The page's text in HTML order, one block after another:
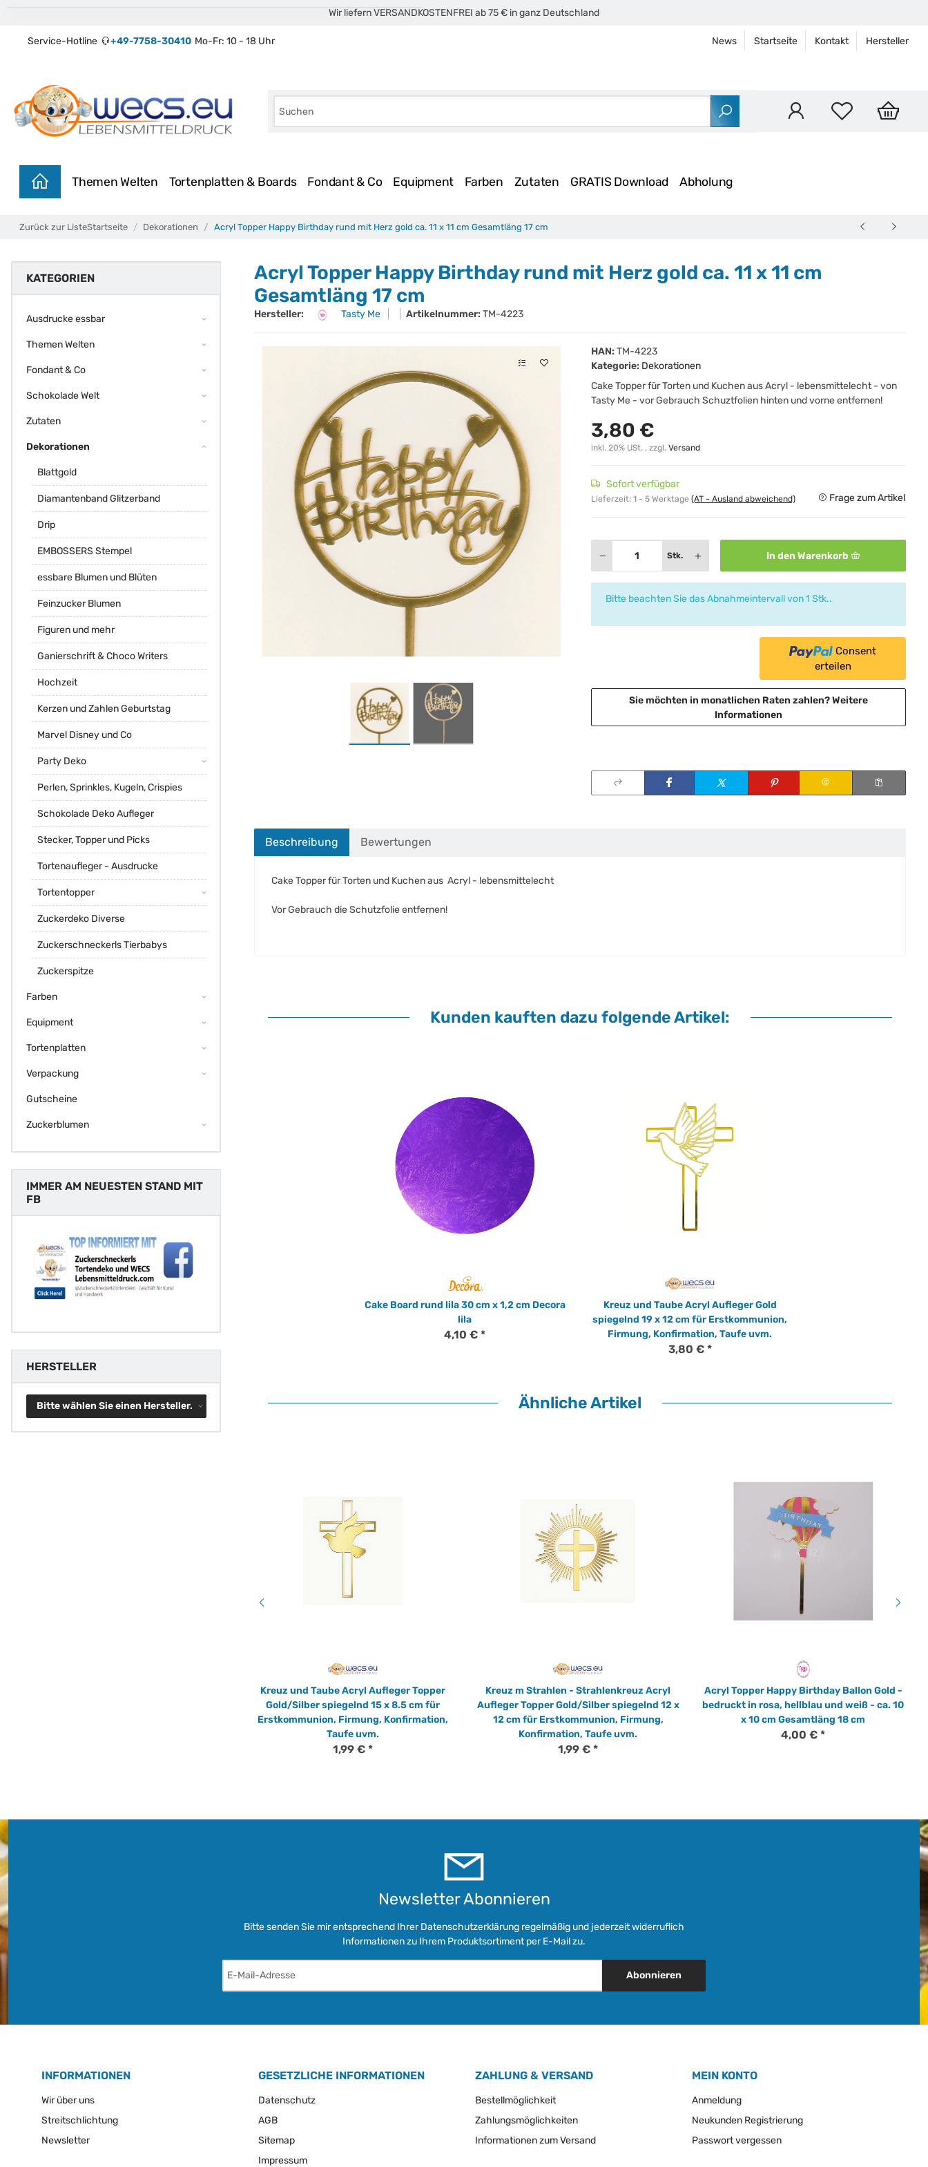
Wir liefern VERSANDKOSTENFREI ab 75 € in ganz Deutschland
News Startseite Kontakt Hersteller
Service-Hotline +49-7758-30410 Mo-Fr: 10 - 18 Uhr
Themen Welten Tortenplatten & Boards Fondant & Co Equipment Farben Zutaten GRATIS Download Abholung
Zurück zur ListeStartseite Dekorationen Acryl Topper Happy Birthday rund mit Herz gold ca. 11 x 11 cm Gesamtläng 17 cm
Acryl Topper Happy Birthday rund mit Herz gold ca. 11 x 11 cm
Gesamtläng 17 cm
Hersteller: Tasty Me Artikelnummer: TM-4223
HAN: TM-4223
Kategorie: Dekorationen
Cake Topper für Torten und Kuchen aus Acryl - lebensmittelecht - von
Tasty Me - vor Gebrauch Schuztfolien hinten und vorne entfernen!
3,80 €
inkl. 20% USt. , zzgl. Versand
Sofort verfügbar
Lieferzeit: 1 - 5 Werktage (AT - Ausland abweichend) Frage zum Artikel
Stk. In den Warenkorb
x
Bitte beachten Sie das Abnahmeintervall von 1 Stk..
Consent
erteilen
Sie möchten in monatlichen Raten zahlen?Weitere
Informationen
Beschreibung Bewertungen
Cake Topper für Torten und Kuchen aus Acryl - lebensmittelecht
Vor Gebrauch die Schutzfolie entfernen!
Kunden kauften dazu folgende Artikel:
Cake Board rund lila 30 cm x 1,2 cm Decora
lila
4,10 € *
Kreuz und Taube Acryl Aufleger Gold
spiegelnd 19 x 12 cm für Erstkommunion,
Firmung, Konfirmation, Taufe uvm.
3,80 € *
Ähnliche Artikel
Kreuz und Taube Acryl Aufleger Topper
Gold/Silber spiegelnd 15 x 8.5 cm für
Erstkommunion, Firmung, Konfirmation,
Taufe uvm.
1,99 € *
Kreuz m Strahlen - Strahlenkreuz Acryl
Aufleger Topper Gold/Silber spiegelnd 12 x
12 cm für Erstkommunion, Firmung,
Konfirmation, Taufe uvm.
1,99 € *
Acryl Topper Happy Birthday Ballon Gold -
bedruckt in rosa, hellblau und weiß - ca. 10
x 10 cm Gesamtläng 18 cm
4,00 € *
KATEGORIEN
Ausdrucke essbar
Themen Welten
Fondant & Co
Schokolade Welt
Zutaten
Dekorationen
Blattgold
Diamantenband Glitzerband
Drip
EMBOSSERS Stempel
essbare Blumen und Blüten
Feinzucker Blumen
Figuren und mehr
Ganierschrift & Choco Writers
Hochzeit
Kerzen und Zahlen Geburtstag
Marvel Disney und Co
Party Deko
Perlen, Sprinkles, Kugeln, Crispies
Schokolade Deko Aufleger
Stecker, Topper und Picks
Tortenaufleger - Ausdrucke
Tortentopper
Zuckerdeko Diverse
Zuckerschneckerls Tierbabys
Zuckerspitze
Farben
Equipment
Tortenplatten
Verpackung
Gutscheine
Zuckerblumen
IMMER AM NEUESTEN STAND MIT
FB
HERSTELLER
Bitte wählen Sie einen Hersteller.
Newsletter Abonnieren
Bitte senden Sie mir entsprechend IhrerDatenschutzerklärung regelmäßig und jederzeit widerruflich
Informationen zu Ihrem Produktsortiment per E-Mail zu.
Abonnieren
INFORMATIONEN
Wir über uns
Streitschlichtung
Newsletter
GESETZLICHE INFORMATIONEN
Datenschutz
AGB
Sitemap
Impressum
ZAHLUNG & VERSAND
Bestellmöglichkeit
Zahlungsmöglichkeiten
Informationen zum Versand
MEIN KONTO
Anmeldung
Neukunden Registrierung
Passwort vergessen